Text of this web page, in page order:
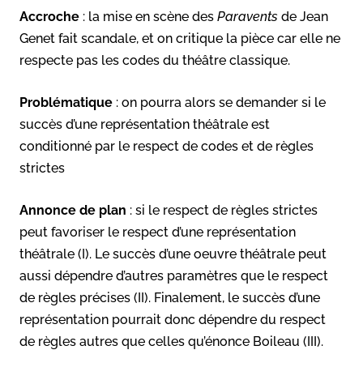
Accroche : la mise en scène des Paravents de Jean
Genet fait scandale, et on critique la pièce car elle ne
respecte pas les codes du théâtre classique.
Problématique : on pourra alors se demander si le
succès d’une représentation théâtrale est
conditionné par le respect de codes et de règles
strictes
Annonce de plan : si le respect de règles strictes
peut favoriser le respect d’une représentation
théâtrale (I). Le succès d’une oeuvre théâtrale peut
aussi dépendre d’autres paramètres que le respect
de règles précises (II). Finalement, le succès d’une
représentation pourrait donc dépendre du respect
de règles autres que celles qu’énonce Boileau (III).